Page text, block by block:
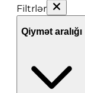
Filtrlər
Qiymət aralığı